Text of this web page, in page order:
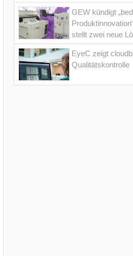
GEW kündigt
stellt zwei neue
EyeC zeigt
Qualitätskontrolle